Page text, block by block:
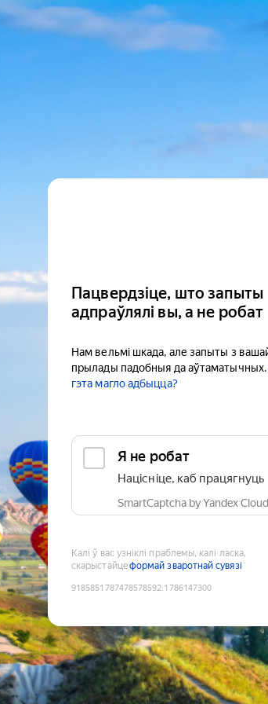
Пацвердзіце, што запыты
адпраўлялі вы, а не робат
Нам вельмі шкада, але запыты з
прылады падобныя да аўтаматычных.
гэта магло адбыцца?
Я не робат
Націсніце, каб працягнуць
SmartCaptcha by Yandex Cloud
Калі ў вас узніклі праблемы, калі ласка,
скарыстайцеформай зваротнай сувязі
9185851787478578592:1786147300